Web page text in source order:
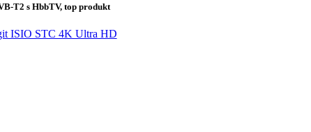
T2 s HbbTV, top produkt
ISIO STC 4K Ultra HD